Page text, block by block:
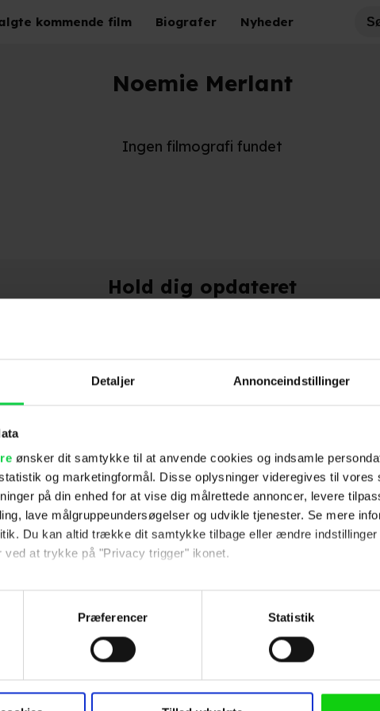
Detaljer Annonceindstillinger
ønsker dit samtykke til at anvende cookies og indsamle
og marketingformål. Disse oplysninger videregives til vores
på din enhed for at vise dig målrettede annoncer, levere
lave målgruppeundersøgelser og udvikle tjenester. Se mere
Du kan altid trække dit samtykke tilbage eller ændre
ved at trykke på "Privacy trigger" ikonet.
gerne:
om din placering, der kan være nøjagtig inden for få
websitet.
at anvende cookies og indsamle persondata om IP-adresse, ID
Præferencer Statistik
kommende film Biografer Nyheder
Noemie Merlant
Ingen filmografi fundet
Hold dig opdateret
Ved tilmelding accepterer jeg
samtidig Kino.dks
Om Kino.dk
Annoncering
Privatlivspolitik
Betalingsbetingelser
Følg os